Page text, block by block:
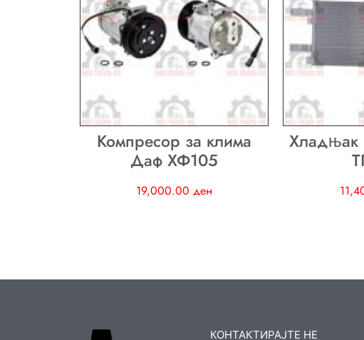
Компресор за клима
Даф ХФ105
19,000.00 ден
Хладњак
КОНТАКТИРАЈТЕ НЕ